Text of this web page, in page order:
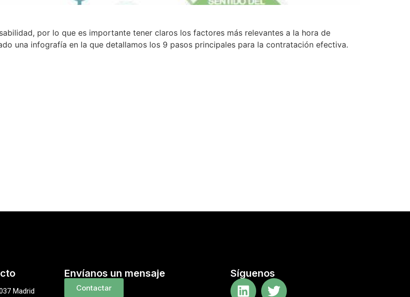
por lo que es importante tener claros los factores más relevantes a la hora de
una infografía en la que detallamos los 9 pasos principales para la contratación efectiva.
Madrid
Envíanos un mensaje
Contactar
Síguenos